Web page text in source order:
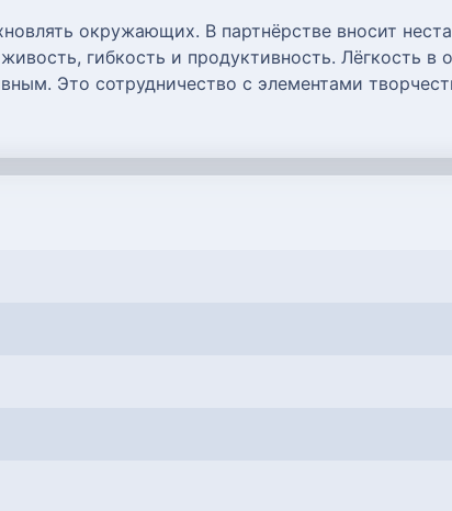
окружающих. В партнёрстве вносит
гибкость и продуктивность. Лёгкость в
Это сотрудничество с элементами